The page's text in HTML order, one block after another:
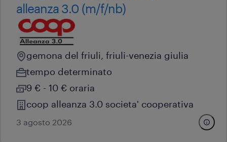
alleanza 3.0 (m/f/nb)
gemona del friuli, friuli-venezia giulia
tempo determinato
9 € - 10 € oraria
coop alleanza 3.0 societa' cooperativa
3 agosto 2026